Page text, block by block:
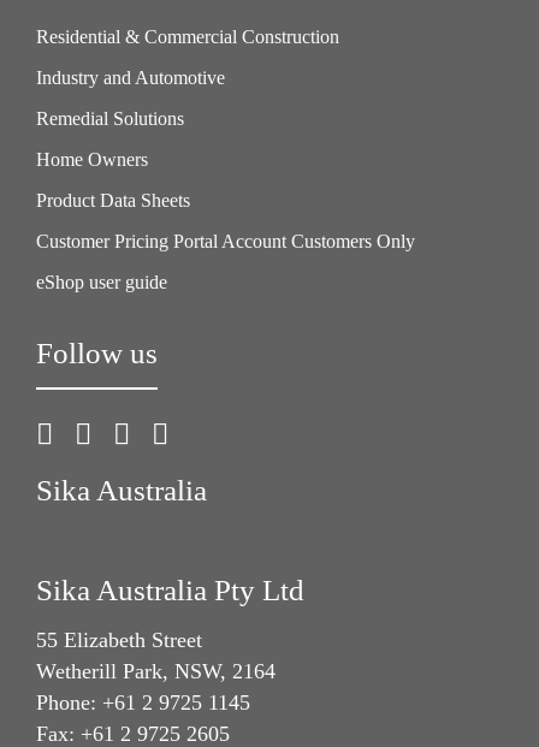
Residential & Commercial Construction
Industry and Automotive
Remedial Solutions
Home Owners
Product Data Sheets
Customer Pricing Portal Account Customers Only
eShop user guide
Follow us
Sika Australia
Sika Australia Pty Ltd
55 Elizabeth Street
Wetherill Park, NSW, 2164
Phone: +61 2 9725 1145
Fax: +61 2 9725 2605